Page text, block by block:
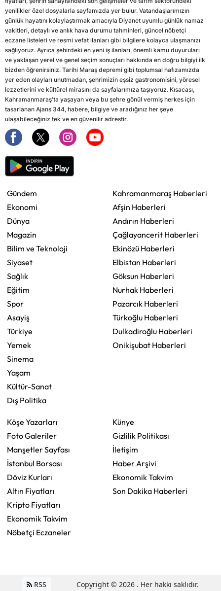
yenilikler özel dosyalarla sayfamızda yer bulur. Vatandaşlarımızın
günlük hayatını kolaylaştırmak amacıyla Diyanet uyumlu günlük namaz
vakitleri, detaylı ve anlık hava durumu tahminleri, güncel nöbetçi
eczane listeleri ve resmi vefat ilanları gibi bilgilere kolayca ulaşmanızı
sağlıyoruz. Ayrıca şehirdeki en yeni iş ilanları, önemli kamu duyuruları
ve yaklaşan yerel ve genel seçim sonuçları hakkında en doğru bilgiyi ilk
bizden öğrenirsiniz. Tarihi Maraş depremi gibi toplumsal hafızamızda
yer eden olayları unutmadan, şehrimizin eşsiz gastronomisini, yöresel
lezzetlerini ve kültürel mirasını da sayfalarımıza taşıyoruz. Kısacası,
Kahramanmaraş'ta yaşayan veya bu şehre gönül vermiş herkes için
tasarlanan Ajans 344, habere, bilgiye ve aradığınız her şeye
ulaşabileceğiniz tek ve en güvenilir adrestir.
Gündem
Ekonomi
Dünya
Magazin
Bilim ve Teknoloji
Siyaset
Sağlık
Eğitim
Spor
Asayiş
Türkiye
Yemek
Sinema
Yaşam
Kültür-Sanat
Dış Politika
Kahramanmaraş Haberleri
Afşin Haberleri
Andırın Haberleri
Çağlayancerit Haberleri
Ekinözü Haberleri
Elbistan Haberleri
Göksun Haberleri
Nurhak Haberleri
Pazarcık Haberleri
Türkoğlu Haberleri
Dulkadiroğlu Haberleri
Onikişubat Haberleri
Köşe Yazarları
Foto Galeriler
Manşetler Sayfası
İstanbul Borsası
Döviz Kurları
Altın Fiyatları
Kripto Fiyatları
Ekonomik Takvim
Nöbetçi Eczaneler
Künye
Gizlilik Politikası
İletişim
Haber Arşivi
Ekonomik Takvim
Son Dakika Haberleri
RSS Copyright © 2026 . Her hakkı saklıdır.